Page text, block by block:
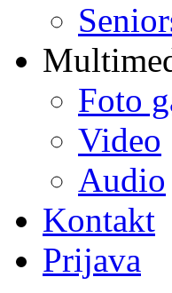
Foto
Video
Audio
Kontakt
Prijava